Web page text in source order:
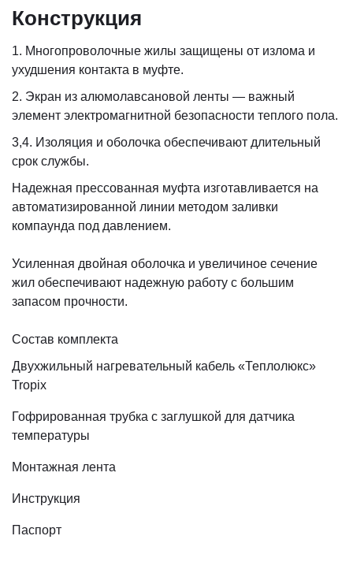
Конструкция
1. Многопроволочные жилы защищены от излома и
ухудшения контакта в муфте.
2. Экран из алюмолавсановой ленты — важный
элемент электромагнитной безопасности теплого пола.
3,4. Изоляция и оболочка обеспечивают длительный
срок службы.
Надежная прессованная муфта изготавливается на
автоматизированной линии методом заливки
компаунда под давлением.
Усиленная двойная оболочка и увеличиное сечение
жил обеспечивают надежную работу с большим
запасом прочности.
Состав комплекта
Двухжильный нагревательный кабель «Теплолюкс»
Tropix
Гофрированная трубка с заглушкой для датчика
температуры
Монтажная лента
Инструкция
Паспорт